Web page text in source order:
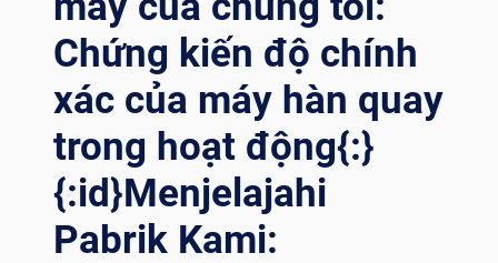
ปิดต
ัวอย่างแ
ม่นยำ: ท
ัวร์โ
รงงานพ
ร้อมห
นต์เ
ละอ
Chứng kiến độ chính
xác của máy hàn quay
trong hoạt động{:}
{:id}Menjelajahi
Pabrik Kami: